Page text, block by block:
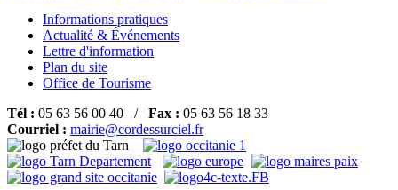
Informations pratiques
Actualité & Événements
Lettre d'information
Plan du site
Office de Tourisme
Tél : 05 63 56 00 40 / Fax : 05 63 56 18 33
Courriel : mairie@cordessurciel.fr